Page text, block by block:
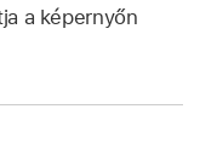
a képernyőn